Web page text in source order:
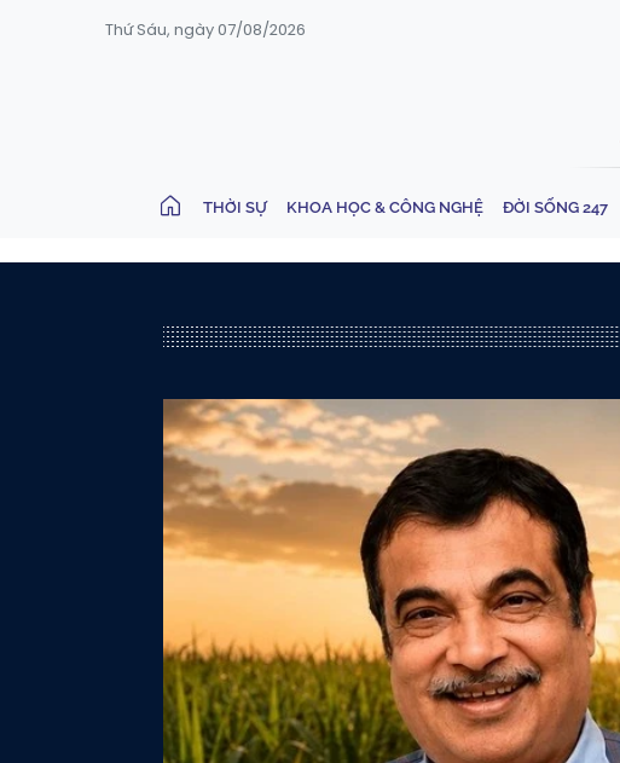
Thứ Sáu, ngày 07/08/2026
THỜI SỰ KHOA HỌC & CÔNG NGHỆ ĐỜI SỐNG 247